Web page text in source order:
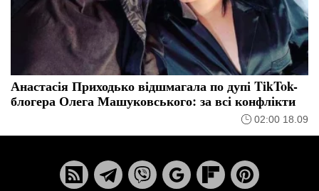
Анастасія Приходько відшмагала по дупі TikTok-
блогера Олега Машуковського: за всі конфлікти
02:00 18.09